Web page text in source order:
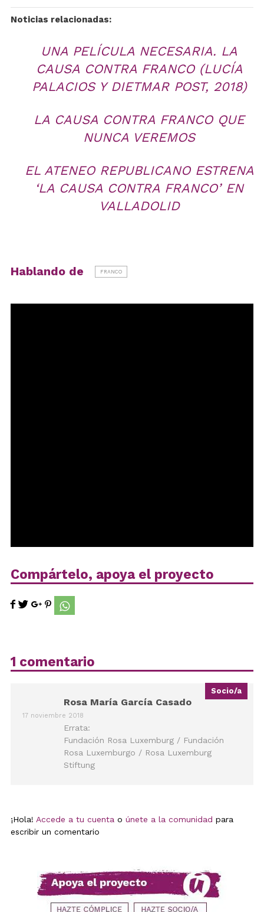
Noticias relacionadas:
UNA PELÍCULA NECESARIA. LA
CAUSA CONTRA FRANCO (LUCÍA
PALACIOS Y DIETMAR POST, 2018)
LA CAUSA CONTRA FRANCO QUE
NUNCA VEREMOS
EL ATENEO REPUBLICANO ESTRENA
‘LA CAUSA CONTRA FRANCO’ EN
VALLADOLID
Hablando de FRANCO
Compártelo, apoya el proyecto
1 comentario
Rosa María García Casado
Socio/a
17 noviembre 2018
Errata:
Fundación Rosa Luxemburg / Fundación
Rosa Luxemburgo / Rosa Luxemburg
Stiftung
¡Hola! Accede a tu cuentao únete a la comunidad para
escribir un comentario